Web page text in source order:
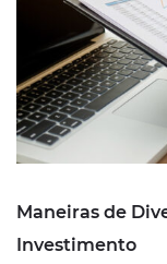
Maneiras de
Investimento